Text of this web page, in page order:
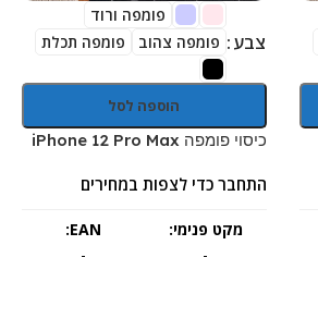
צבע
פומפה ורוד
פומפה צהוב
פומפה תכלת
הוספה לסל
כיסוי פומפה iPhone 12 Pro Max
התחבר כדי לצפות במחירים
מקט פנימי:
-
EAN:
-